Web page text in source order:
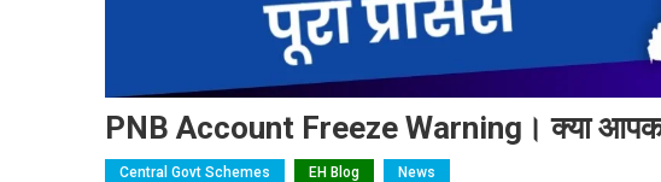
PNB Account Freeze Warning। क्या आपका
Central Govt Schemes EH Blog News